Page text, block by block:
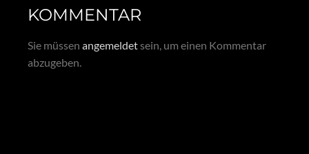
KOMMENTAR
Sie müssen angemeldetsein, um einen Kommentar
abzugeben.